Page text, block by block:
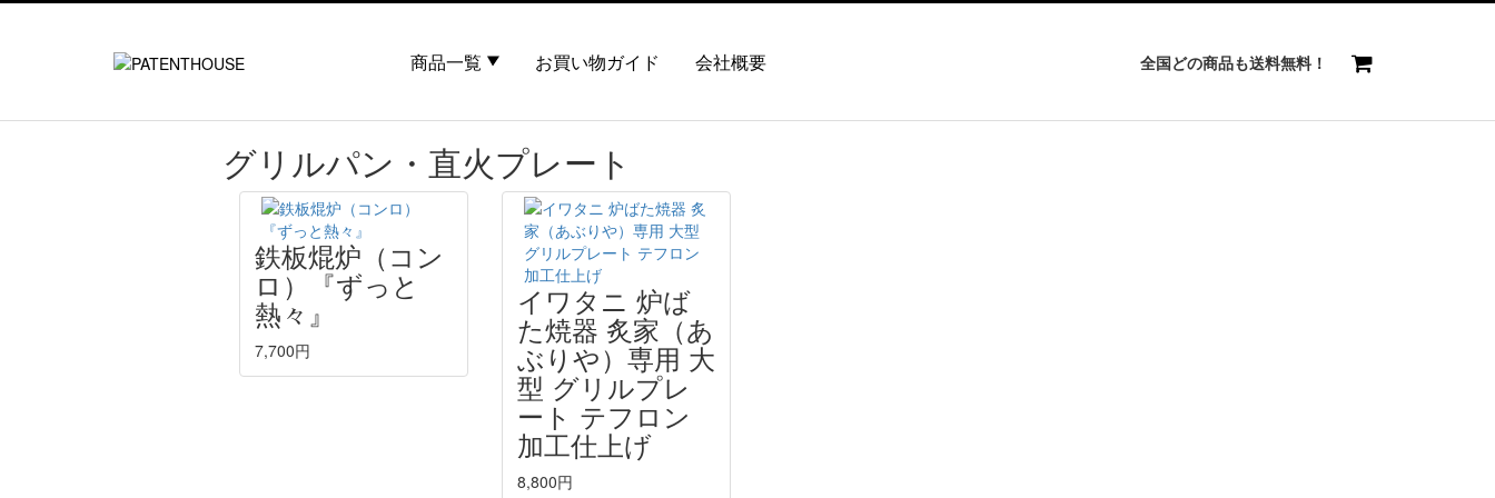
商品一覧 お買い物ガイド 会社概要 全国どの商品も送料無料！
グリルパン・直火プレート
鉄板焜炉（コン
ロ）『ずっと
熱々』
7,700円
イワタニ 炉ば
た焼器 炙家（あ
ぶりや）専用 大
型 グリルプレ
ート テフロン
加工仕上げ
8,800円